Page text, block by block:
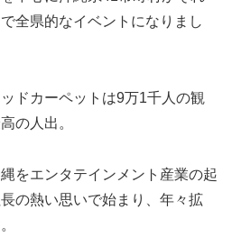
全県的なイベントになりまし
ドカーペットは9万1千人の観
の人出。
をエンタテインメント産業の起
の熱い思いで始まり、年々拡